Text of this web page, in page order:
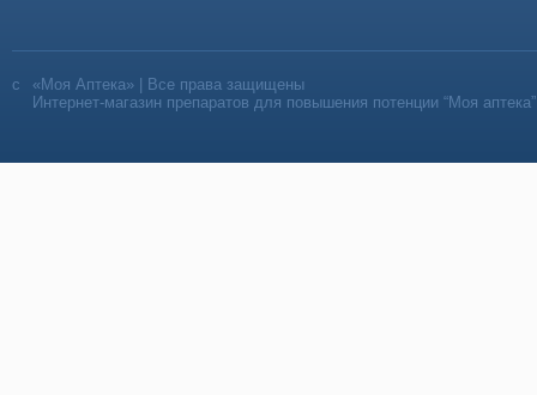
«Моя Аптека» | Все права защищены
Интернет-магазин препаратов для повышения потенции “Моя